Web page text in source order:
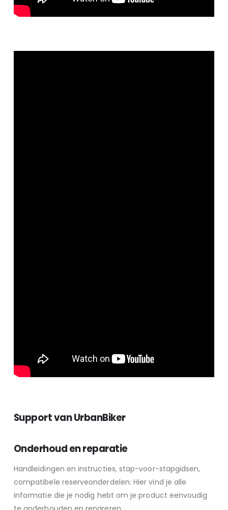
Support van UrbanBiker
Onderhoud en reparatie
Handleidingen en instructies, stap-voor-stapgidsen,
compatibele reserveonderdelen: Hier vind je alle
informatie die je nodig hebt om je product eenvoudig